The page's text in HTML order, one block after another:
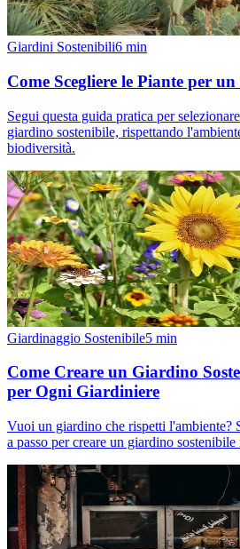
Giardini Sostenibili6 min
Come Scegliere le Piante per
Segui questa guida pratica per
giardino sostenibile, rispettando
biodiversità.
Giardinaggio Sostenibile5 min
Come Creare un Giardino
per Ogni Giardiniere
Vuoi un giardino che rispetti l'ambiente?
a passo per creare un giardino